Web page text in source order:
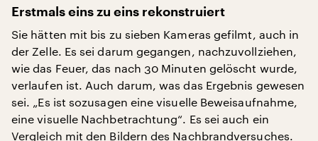
Erstmals eins zu eins rekonstruiert
Sie hätten mit bis zu sieben Kameras gefilmt, auch in
der Zelle. Es sei darum gegangen, nachzuvollziehen,
wie das Feuer, das nach 30 Minuten gelöscht wurde,
verlaufen ist. Auch darum, was das Ergebnis gewesen
sei. „Es ist sozusagen eine visuelle Beweisaufnahme,
eine visuelle Nachbetrachtung“. Es sei auch ein
Vergleich mit den Bildern des Nachbrandversuches.